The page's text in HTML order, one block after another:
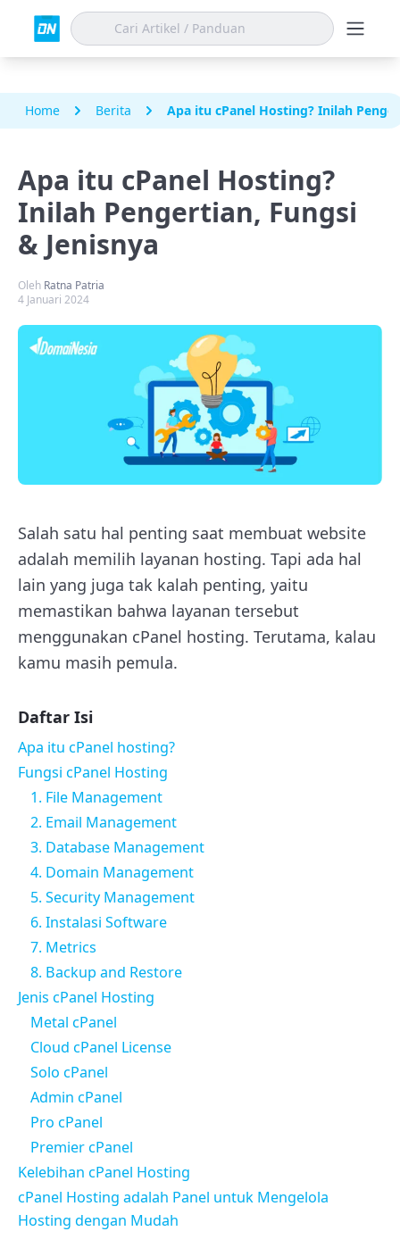
Home Berita Apa itu cPanel Hosting? Inilah
Apa itu cPanel Hosting?
Inilah Pengertian, Fungsi
& Jenisnya
Oleh Ratna Patria
4 Januari 2024
Salah satu hal penting saat membuat website
adalah memilih layanan hosting. Tapi ada hal
lain yang juga tak kalah penting, yaitu
memastikan bahwa layanan tersebut
menggunakan cPanel hosting. Terutama, kalau
kamu masih pemula.
Daftar Isi
Apa itu cPanel hosting?
Fungsi cPanel Hosting
1. File Management
2. Email Management
3. Database Management
4. Domain Management
5. Security Management
6. Instalasi Software
7. Metrics
8. Backup and Restore
Jenis cPanel Hosting
Metal cPanel
Cloud cPanel License
Solo cPanel
Admin cPanel
Pro cPanel
Premier cPanel
Kelebihan cPanel Hosting
cPanel Hosting adalah Panel untuk Mengelola
Hosting dengan Mudah